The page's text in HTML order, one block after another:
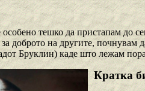
тешко да пристапам до
доброто на другите,
Бруклин) каде што лежам
Кратка